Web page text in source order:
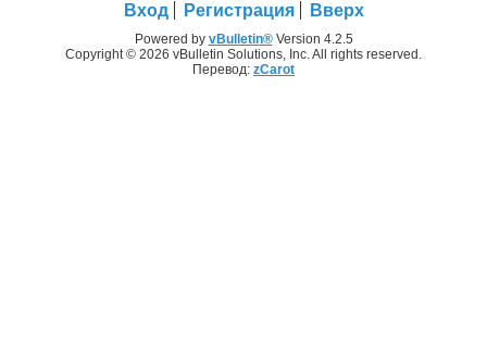
Вход Регистрация Вверх
Powered by vBulletin®Version 4.2.5
Copyright © 2026 vBulletin Solutions, Inc. All rights reserved.
Перевод: zCarot